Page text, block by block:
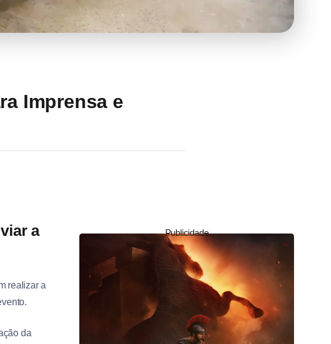
Imprensa e
a
realizar a
da
Publicidade